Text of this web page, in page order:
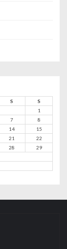
S S
1
7
8
14
15
21
22
28
29